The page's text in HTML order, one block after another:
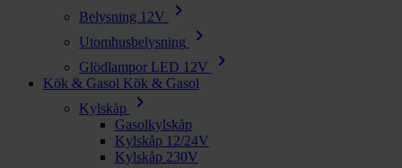
Belysning 12V chevron_right
Utomhusbelysning chevron_right
Glödlampor LED 12V chevron_right
Kök & Gasol Kök & Gasol
Kylskåp
chevron_right
Gasolkylskåp
Kylskåp 12/24V
Kylskåp 230V